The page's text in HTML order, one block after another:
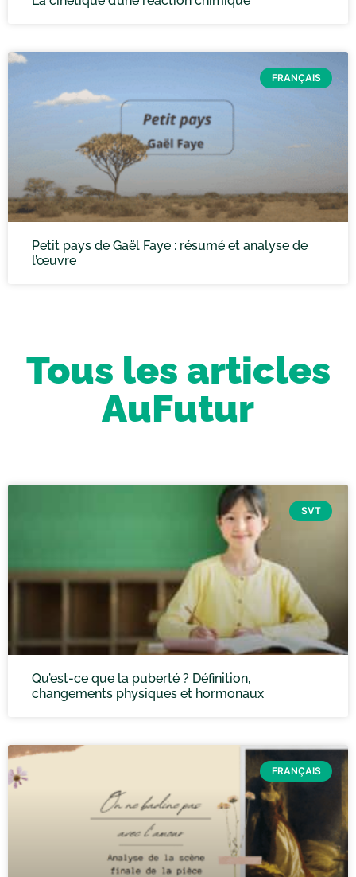
FRANÇAIS
Petit pays de Gaël Faye : résumé et analyse de
l’œuvre
Tous les articles
AuFutur
SVT
Qu’est-ce que la puberté ? Définition,
changements physiques et hormonaux
FRANÇAIS